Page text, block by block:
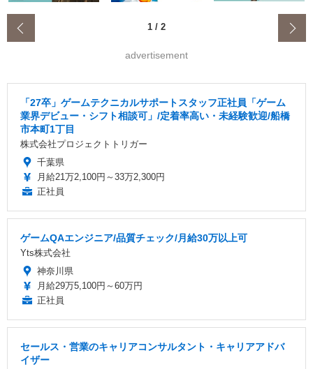
1 / 2
advertisement
「27卒」ゲームテクニカルサポートスタッフ正社員「ゲーム
業界デビュー・シフト相談可」/定着率高い・未経験歓迎/船橋
市本町1丁目
株式会社プロジェクトトリガー
千葉県
月給21万2,100円～33万2,300円
正社員
ゲームQAエンジニア/品質チェック/月給30万以上可
Yts株式会社
神奈川県
月給29万5,100円～60万円
正社員
セールス・営業のキャリアコンサルタント・キャリアアドバ
イザー